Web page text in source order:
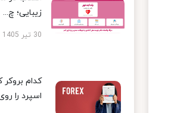
زیبایی؛ چ...
30 تیر 1405
کدام
اسپرد را